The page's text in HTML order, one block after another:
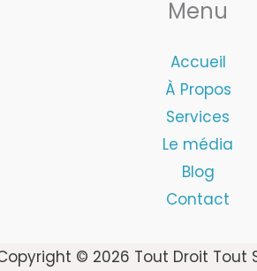
Menu
Accueil
À Propos
Services
Le média
Blog
Contact
© 2026 Tout Droit Tout